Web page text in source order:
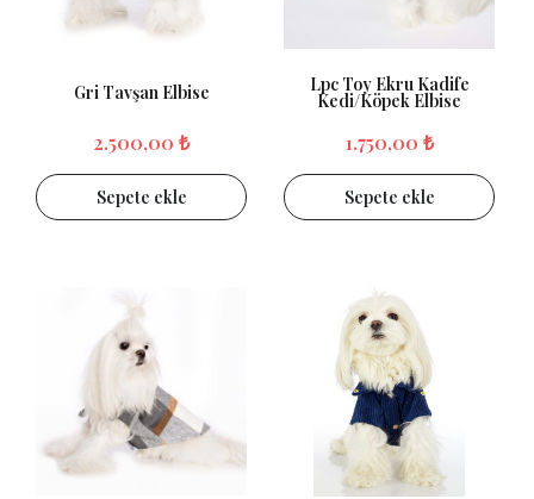
Gri Tavşan Elbise
2.500,00 ₺
Sepete ekle
Lpc Toy Ekru Kadife
Kedi/Köpek Elbise
1.750,00 ₺
Sepete ekle